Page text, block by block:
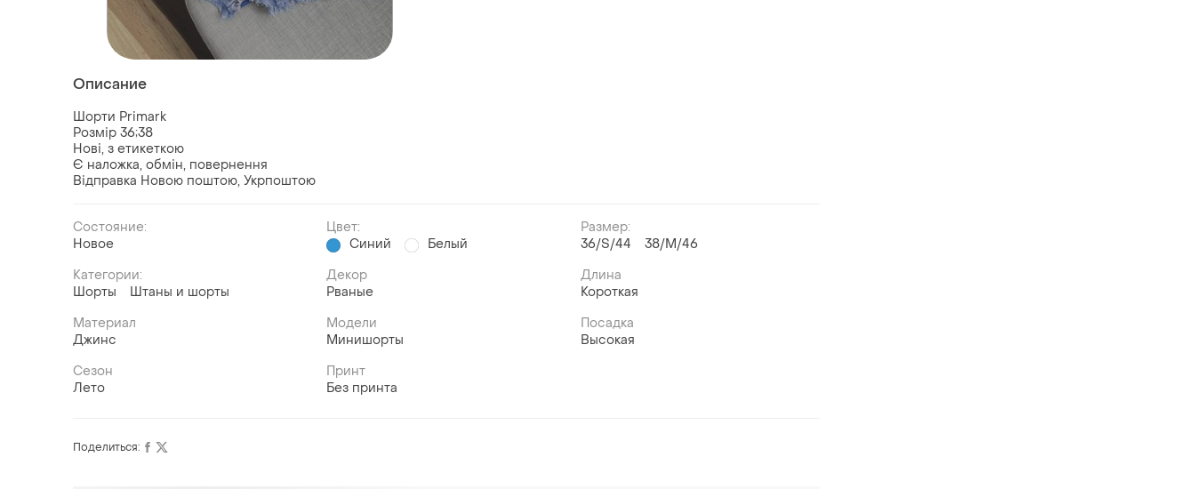
Описание
Шорти Primark
Розмір 36;38
Нові, з етикеткою
Є наложка, обмін, повернення
Відправка Новою поштою, Укрпоштою
Состояние:
Новое
Цвет:
Синий
Белый
Размер:
36/S/44
38/M/46
Категории:
Шорты
Штаны и шорты
Декор
Рваные
Длина
Короткая
Материал
Джинс
Модели
Минишорты
Посадка
Высокая
Сезон
Лето
Принт
Без принта
Поделиться: